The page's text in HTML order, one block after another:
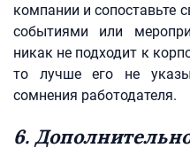
компании и сопоставьте
событиями или
никак не подходит к
то лучше его не
сомнения работодателя.
6.